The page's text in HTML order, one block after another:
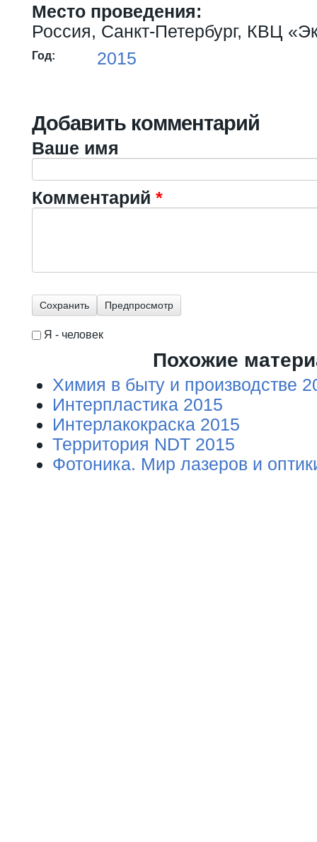
Место проведения:
Россия, Санкт-Петербург, КВЦ
Год: 2015
Добавить комментарий
Ваше имя
Комментарий *
Я - человек
Похожие
Химия в быту и производстве
Интерпластика 2015
Интерлакокраска 2015
Территория NDT 2015
Фотоника. Мир лазеров и